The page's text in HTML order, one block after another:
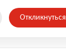
Откликнуться